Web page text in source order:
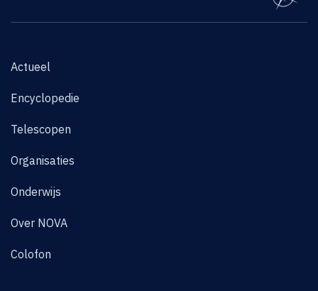
Actueel
Encyclopedie
Telescopen
Organisaties
Onderwijs
Over NOVA
Colofon